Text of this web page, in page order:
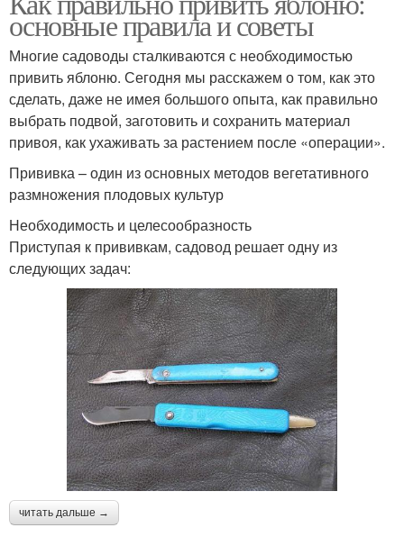
основные правила и советы
Многие садоводы сталкиваются с необходимостью
привить яблоню. Сегодня мы расскажем о том, как это
сделать, даже не имея большого опыта, как правильно
выбрать подвой, заготовить и сохранить материал
привоя, как ухаживать за растением после «операции».
Прививка – один из основных методов вегетативного
размножения плодовых культур
Необходимость и целесообразность
Приступая к прививкам, садовод решает одну из
следующих задач:
читать дальше →